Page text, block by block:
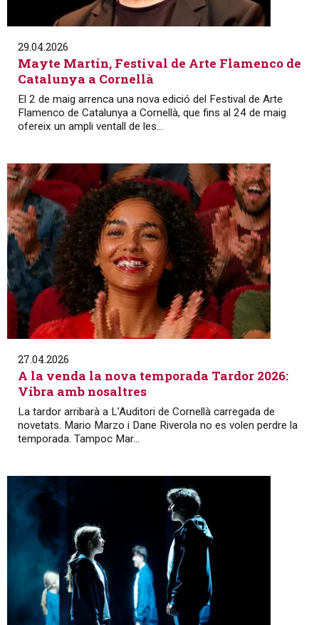
29.04.2026
Mayte Martín, Festival de Arte Flamenco de
Catalunya a Cornellà
El 2 de maig arrenca una nova edició del Festival de Arte
Flamenco de Catalunya a Cornellà, que fins al 24 de maig
ofereix un ampli ventall de les...
27.04.2026
A la venda la nova temporada Tardor 2026:
Vibra amb nosaltres
La tardor arribarà a L’Auditori de Cornellà carregada de
novetats. Mario Marzo i Dane Riverola no es volen perdre la
temporada. Tampoc Mar...